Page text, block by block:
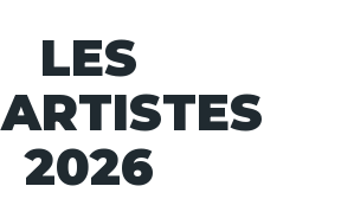
LES
ARTISTES
2026